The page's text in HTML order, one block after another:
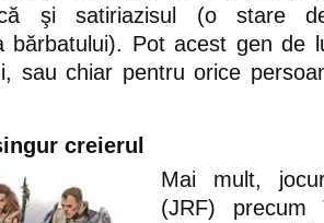
şi satiriazisul (o stare
bărbatului). Pot acest gen de
sau chiar pentru orice
creierul
Mai mult,
(JRF) precum